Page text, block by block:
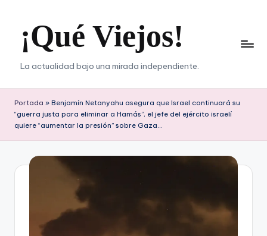
contenido¡Qué Viejos!
La actualidad bajo una mirada independiente.
Portada » Benjamín Netanyahu asegura que Israel continuará su
“guerra justa para eliminar a Hamás”, el jefe del ejército israelí
quiere “aumentar la presión” sobre Gaza…